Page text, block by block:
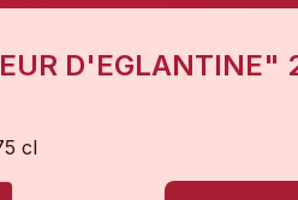
D'EGLANTINE"
cl